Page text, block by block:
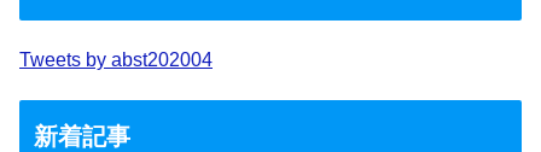
Tweets by abst202004
新着記事